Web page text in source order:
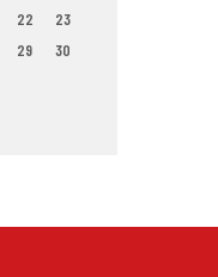
22
23
29
30